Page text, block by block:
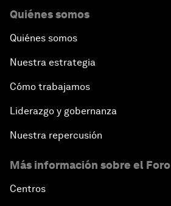
Quiénes somos
Quiénes somos
Nuestra estrategia
Cómo trabajamos
Liderazgo y gobernanza
Nuestra repercusión
Más información sobre el Foro
Centros